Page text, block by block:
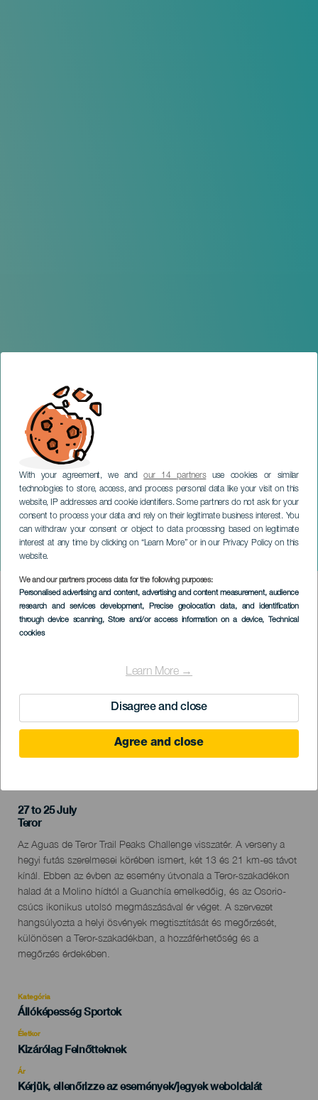
With your agreement, we andour 14 partnersuse cookies or similar
technologies to store, access, and process personal data like your visit on this
website, IP addresses and cookie identifiers. Some partners do not ask for your
consent to process your data and rely on their legitimate business interest. You
can withdraw your consent or object to data processing based on legitimate
interest at any time by clicking on “Learn More” or in our Privacy Policy on this
website.
We and our partners process data for the following purposes:
Personalised advertising and content, advertising and content measurement, audience
research and services development, Precise geolocation data, and identification
through device scanning, Store and/or access information on a device, Technical
cookies
Learn More →
Disagree and close
Agree and close
Peak Challenge Aguas de
Teror Trail
GRAN CANARIA
Imagen
Listado
27 to 25 July
Localidad
Teror
Descripción
del
evento
Az Aguas de Teror Trail Peaks Challenge visszatér. A verseny a
hegyi futás szerelmesei körében ismert, két 13 és 21 km-es távot
kínál. Ebben az évben az esemény útvonala a Teror-szakadékon
halad át a Molino hídtól a Guanchía emelkedőig, és az Osorio-
csúcs ikonikus utolsó megmászásával ér véget. A szervezet
hangsúlyozta a helyi ösvények megtisztítását és megőrzését,
különösen a Teror-szakadékban, a hozzáférhetőség és a
megőrzés érdekében.
Kategória
Categoría
evento
Állóképesség Sportok
Életkor
Edad
Recomendada
Kizárólag Felnőtteknek
Ár
Kérjük, ellenőrizze az események/jegyek weboldalát